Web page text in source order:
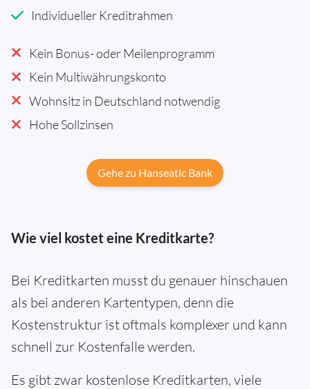
Individueller Kreditrahmen
Kein Bonus- oder Meilenprogramm
Kein Multiwährungskonto
Wohnsitz in Deutschland notwendig
Hohe Sollzinsen
Gehe zu Hanseatic Bank
Wie viel kostet eine Kreditkarte?
Bei Kreditkarten musst du genauer hinschauen
als bei anderen Kartentypen, denn die
Kostenstruktur ist oftmals komplexer und kann
schnell zur Kostenfalle werden.
Es gibt zwar kostenlose Kreditkarten, viele